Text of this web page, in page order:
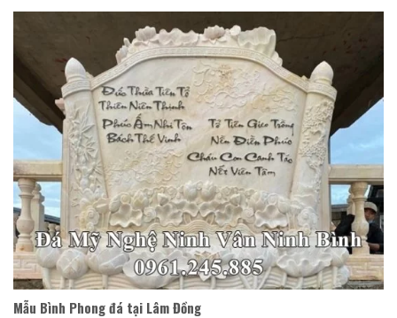
Mẫu Bình Phong đá tại Lâm Đồng